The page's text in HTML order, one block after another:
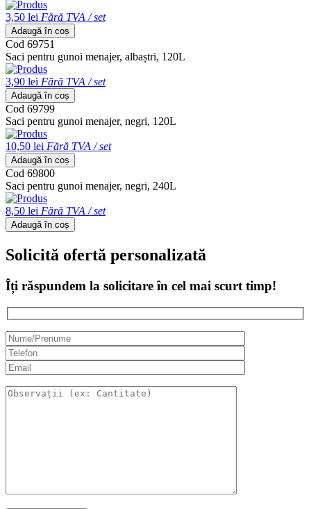
3,50 lei Fără TVA / set
Adaugă în coș
Cod 69751
Saci pentru gunoi menajer, albaștri, 120L
3,90 lei Fără TVA / set
Adaugă în coș
Cod 69799
Saci pentru gunoi menajer, negri, 120L
10,50 lei Fără TVA / set
Adaugă în coș
Cod 69800
Saci pentru gunoi menajer, negri, 240L
8,50 lei Fără TVA / set
Adaugă în coș
Solicită ofertă personalizată
Îți răspundem la solicitare în cel mai scurt timp!